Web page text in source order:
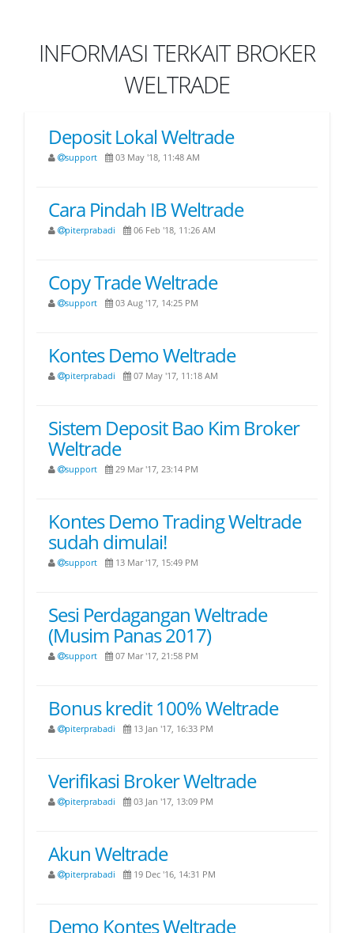
INFORMASI TERKAIT BROKER
WELTRADE
Deposit Lokal Weltrade
support 03 May '18, 11:48 AM
Cara Pindah IB Weltrade
piterprabadi 06 Feb '18, 11:26 AM
Copy Trade Weltrade
support 03 Aug '17, 14:25 PM
Kontes Demo Weltrade
piterprabadi 07 May '17, 11:18 AM
Sistem Deposit Bao Kim Broker
Weltrade
support 29 Mar '17, 23:14 PM
Kontes Demo Trading Weltrade
sudah dimulai!
support 13 Mar '17, 15:49 PM
Sesi Perdagangan Weltrade
(Musim Panas 2017)
support 07 Mar '17, 21:58 PM
Bonus kredit 100% Weltrade
piterprabadi 13 Jan '17, 16:33 PM
Verifikasi Broker Weltrade
piterprabadi 03 Jan '17, 13:09 PM
Akun Weltrade
piterprabadi 19 Dec '16, 14:31 PM
Demo Kontes Weltrade